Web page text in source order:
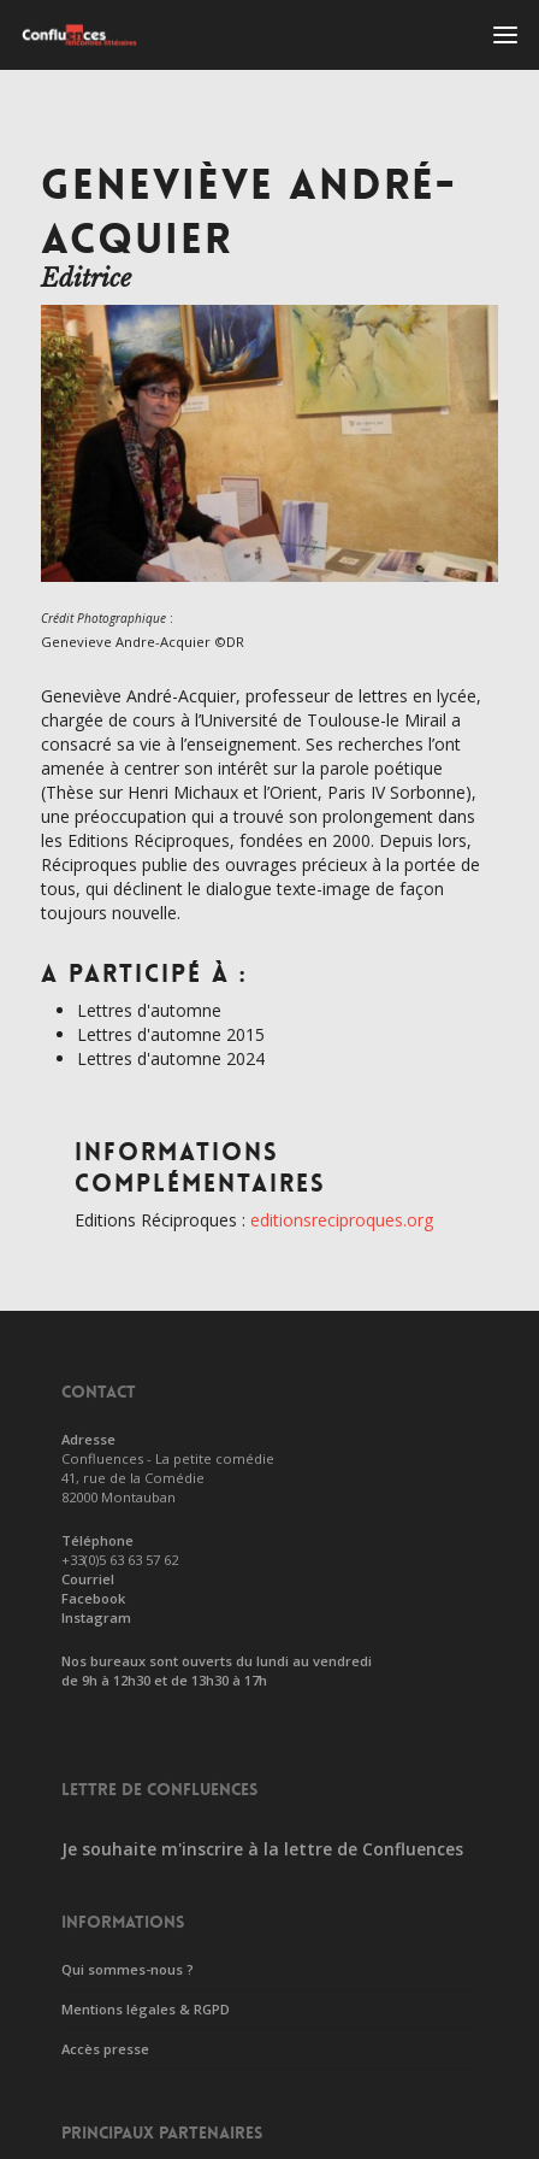
GENEVIÈVE ANDRÉ-
ACQUIER
Editrice
Crédit Photographique:
Genevieve Andre-Acquier ©DR
Geneviève André-Acquier, professeur de lettres en lycée,
chargée de cours à l’Université de Toulouse-le Mirail a
consacré sa vie à l’enseignement. Ses recherches l’ont
amenée à centrer son intérêt sur la parole poétique
(Thèse sur Henri Michaux et l’Orient, Paris IV Sorbonne),
une préoccupation qui a trouvé son prolongement dans
les Editions Réciproques, fondées en 2000. Depuis lors,
Réciproques publie des ouvrages précieux à la portée de
tous, qui déclinent le dialogue texte-image de façon
toujours nouvelle.
A participé à :
Lettres d'automne
Lettres d'automne 2015
Lettres d'automne 2024
Informations
complémentaires
Editions Réciproques : editionsreciproques.org
CONTACT
Adresse
Confluences - La petite comédie
41, rue de la Comédie
82000 Montauban
Téléphone
+33(0)5 63 63 57 62
Courriel
Facebook
Instagram
Nos bureaux sont ouverts du lundi au vendredi
de 9h à 12h30 et de 13h30 à 17h
LETTRE DE CONFLUENCES
Je souhaite m'inscrire à la lettre de Confluences
INFORMATIONS
Qui sommes-nous ?
Mentions légales & RGPD
Accès presse
PRINCIPAUX PARTENAIRES